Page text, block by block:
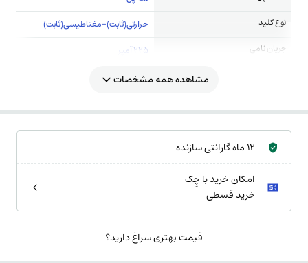
نوع کلید
حرارتی(ثابت)-مغناطیسی(ثابت)
جریان نامی
225 آمپر
مشاهده همه مشخصات
12 ماه گارانتی سازنده
امکان خرید با چِک
خرید قسطی
قیمت بهتری سراغ دارید؟